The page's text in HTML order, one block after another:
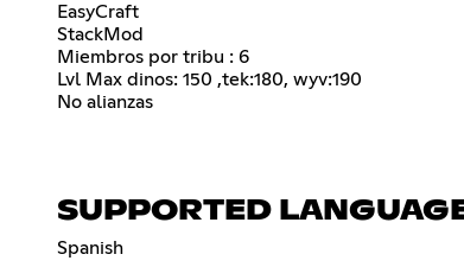
EasyCraft
StackMod
Miembros por tribu : 6
Lvl Max dinos: 150 ,tek:180, wyv:190
No alianzas
SUPPORTED
Spanish